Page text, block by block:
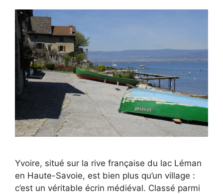
Yvoire, situé sur la rive française du lac Léman
en Haute-Savoie, est bien plus qu’un village :
c’est un véritable écrin médiéval. Classé parmi